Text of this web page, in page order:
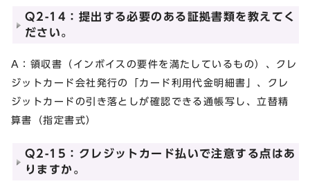
Q2-14：提出する必要のある証拠書類を教えてく
ださい。
A：領収書（インボイスの要件を満たしているもの）、クレ
ジットカード会社発行の「カード利用代金明細書」、クレ
ジットカードの引き落としが確認できる通帳写し、立替精
算書（指定書式）
Q2-15：クレジットカード払いで注意する点はあ
りますか。